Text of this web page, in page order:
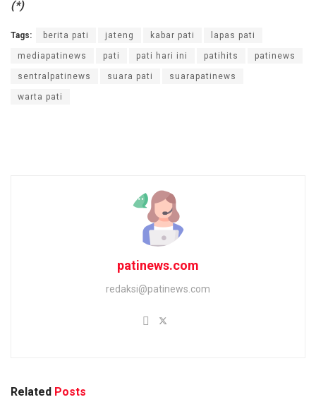
(*)
Tags: berita pati jateng kabar pati lapas pati
mediapatinews pati pati hari ini patihits patinews
sentralpatinews suara pati suarapatinews
warta pati
patinews.com
redaksi@patinews.com
Related Posts